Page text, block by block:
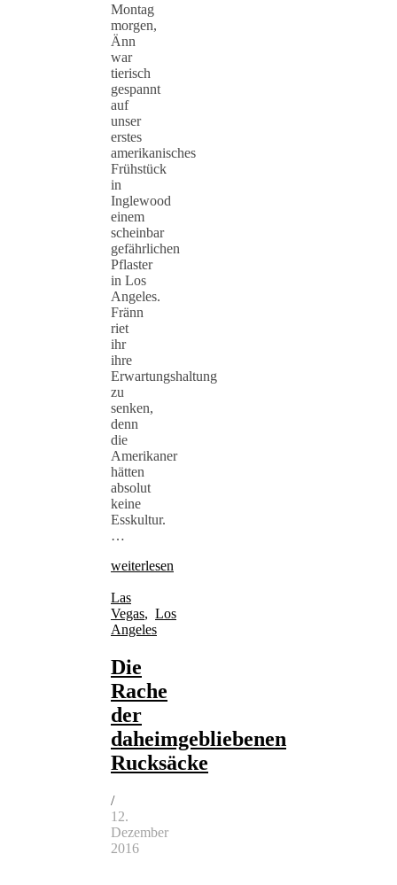
Montag
morgen,
Änn
war
tierisch
gespannt
auf
unser
erstes
amerikanisches
Frühstück
in
Inglewood
einem
scheinbar
gefährlichen
Pflaster
in Los
Angeles.
Fränn
riet
ihr
ihre
Erwartungshaltung
zu
senken,
denn
die
Amerikaner
hätten
absolut
keine
Esskultur.
…
weiterlesen
Las
Vegas, Los
Angeles
Die
Rache
der
daheimgebliebenen
Rucksäcke
/
12.
Dezember
2016